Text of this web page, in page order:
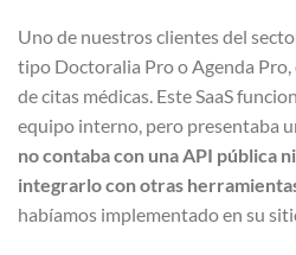
Uno de nuestros clientes del
tipo Doctoralia Pro o Agenda Pro,
de citas médicas. Este SaaS
equipo interno, pero presentaba
no contaba con una API pública
integrarlo con otras
habíamos implementado en su